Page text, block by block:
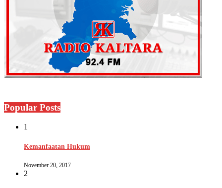
Popular Posts
1
Kemanfaatan Hukum
November 20, 2017
2